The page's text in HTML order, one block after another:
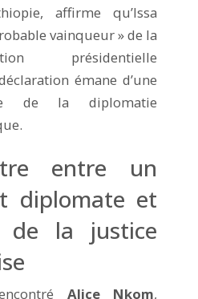
affirme qu’Issa
vainqueur » de la
présidentielle
émane d’une
de la diplomatie
entre un
diplomate et
de la justice
Alice Nkom,